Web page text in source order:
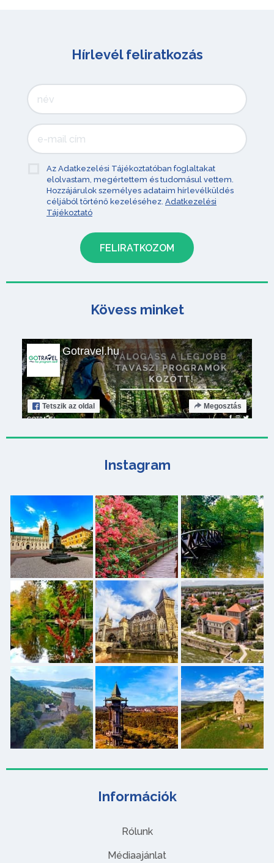
Információk
Rólunk
Médiaajánlat
Hírlevél feliratkozás
Az Adatkezelési Tájékoztatóban foglaltakat
elolvastam, megértettem és tudomásul vettem.
Hozzájárulok személyes adataim hírlevélküldés
céljából történő kezeléséhez. Adatkezelési
Tájékoztató
Kövess minket
Gotravel.hu
Tetszik az oldal Megosztás
Instagram